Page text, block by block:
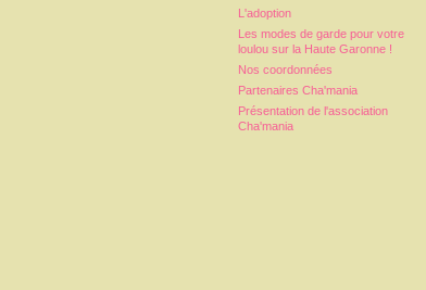
L'adoption
Les modes de garde pour votre
loulou sur la Haute Garonne !
Nos coordonnées
Partenaires Cha'mania
Présentation de l'association
Cha'mania